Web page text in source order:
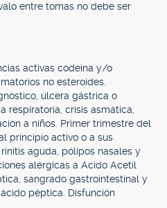
entre tomas no debe ser
activas codeína y/o
no esteroides.
úlcera gástrica o
respiratoria, crisis asmática,
a niños. Primer trimestre del
principio activo o a sus
aguda, pólipos nasales y
alérgicas a Acido Acetil
sangrado gastrointestinal y
péptica. Disfunción